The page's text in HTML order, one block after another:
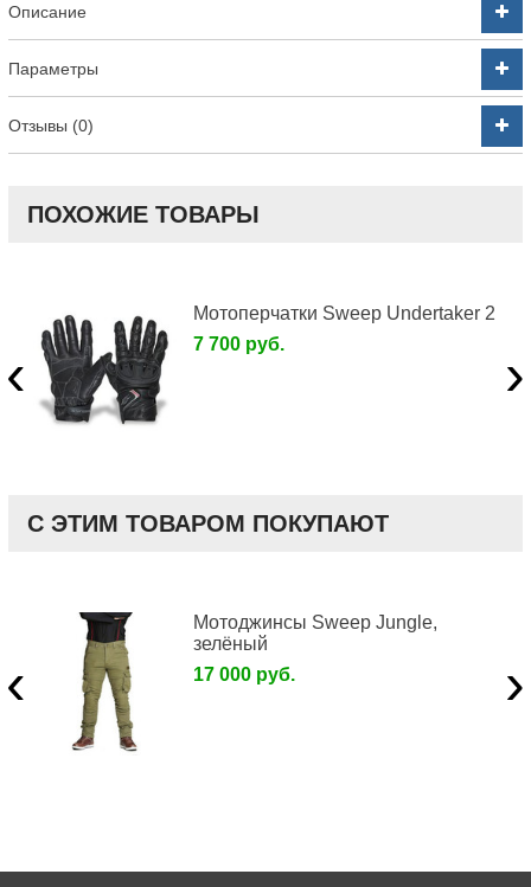
Описание
Параметры
Отзывы (0)
ПОХОЖИЕ ТОВАРЫ
Мотоперчатки Sweep Undertaker 2
7 700 руб.
‹ ›
С ЭТИМ ТОВАРОМ ПОКУПАЮТ
Мотоджинсы Sweep Jungle,
зелёный
17 000 руб.
‹ ›